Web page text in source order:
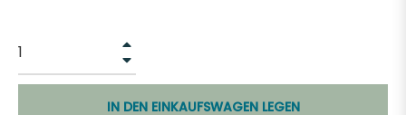
IN DEN EINKAUFSWAGEN LEGEN